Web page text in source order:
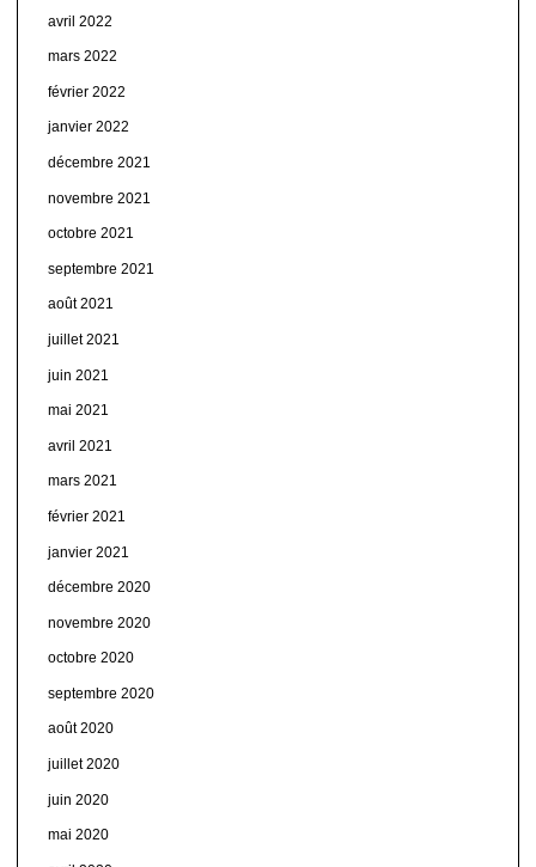
avril 2022
mars 2022
février 2022
janvier 2022
décembre 2021
novembre 2021
octobre 2021
septembre 2021
août 2021
juillet 2021
juin 2021
mai 2021
avril 2021
mars 2021
février 2021
janvier 2021
décembre 2020
novembre 2020
octobre 2020
septembre 2020
août 2020
juillet 2020
juin 2020
mai 2020